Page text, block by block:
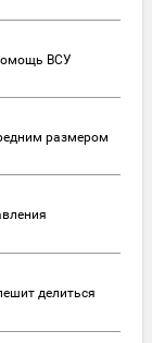
ВСУ
размером
делиться